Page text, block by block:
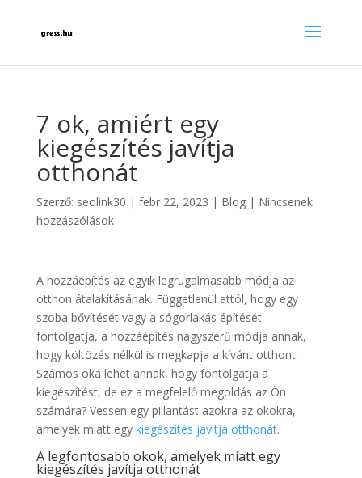
7 ok, amiért egy
kiegészítés javítja
otthonát
Szerző: seolink30 | febr 22, 2023 | Blog| Nincsenek
hozzászólások
A hozzáépítés az egyik legrugalmasabb módja az
otthon átalakításának. Függetlenül attól, hogy egy
szoba bővítését vagy a sógorlakás építését
fontolgatja, a hozzáépítés nagyszerű módja annak,
hogy költözés nélkül is megkapja a kívánt otthont.
Számos oka lehet annak, hogy fontolgatja a
kiegészítést, de ez a megfelelő megoldás az Ön
számára? Vessen egy pillantást azokra az okokra,
amelyek miatt egy kiegészítés javítja otthonát.
A legfontosabb okok, amelyek miatt egy
kiegészítés javítja otthonát